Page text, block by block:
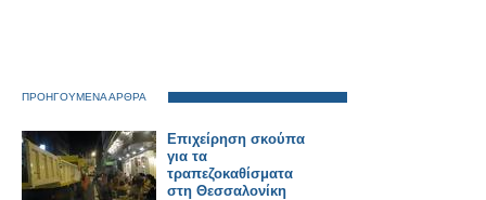
ΠΡΟΗΓΟΥΜΕΝΑ ΑΡΘΡΑ
Επιχείρηση σκούπα
για τα
τραπεζοκαθίσματα
στη Θεσσαλονίκη